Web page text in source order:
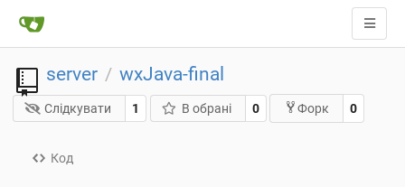
server / wxJava-final
Слідкувати 1 В обрані 0 Форк 0
Код